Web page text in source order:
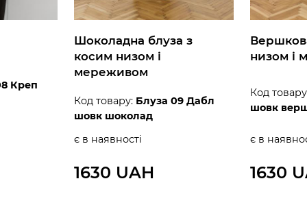
Креп
Шоколадна блуза з
косим низом і
мереживом
Код товару: Блуза 09 Дабл
шовк шоколад
є в наявності
1630 UAH
низом і
Код
шовк
є в
1630